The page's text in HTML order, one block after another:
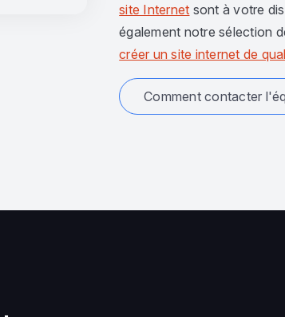
site Internet sont à votre
également notre sélection
créer un site internet de
Comment contacter